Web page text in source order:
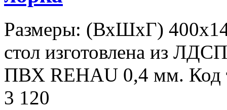
Размеры: (ВхШхГ)
стол изготовлена из
ПВХ REHAU 0,4 мм. Код
3 120